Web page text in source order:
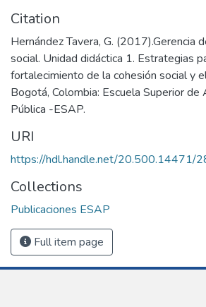
Citation
Hernández Tavera, G. (2017).Gerencia
social. Unidad didáctica 1. Estrategias
fortalecimiento de la cohesión social y
Bogotá, Colombia: Escuela Superior de
Pública -ESAP.
URI
https://hdl.handle.net/20.500.14471/
Collections
Publicaciones ESAP
Full item page